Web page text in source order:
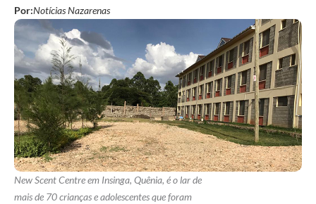
Por:Notícias Nazarenas
New Scent Centre em Insinga, Quênia, é o lar de
mais de 70 crianças e adolescentes que foram